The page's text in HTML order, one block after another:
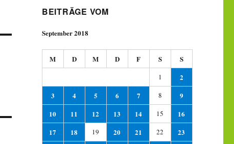
BEITRÄGE VOM
September 2018
M D M D F S S
1
2
3
4 5 6 7 8
9
10
11 12 13 14 15
16
17
18 19 20 21 22
23